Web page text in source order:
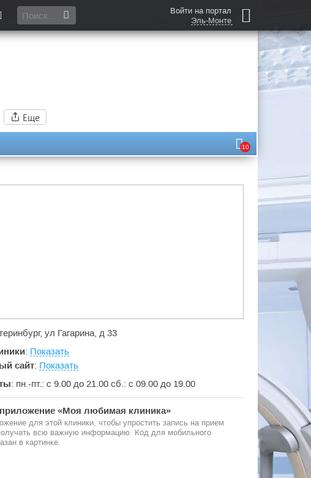
Войти на портал
Эль-Монте
Еще
10
ул Гагарина, д 33
: Показать
сайт: Показать
: пн.-пт.: с 9.00 до 21.00 сб.: с 09.00 до 19.00
«Моя любимая клиника»
для этой клиники, чтобы упростить запись на прием
всю важную информацию. Код для мобильного
в картинке.